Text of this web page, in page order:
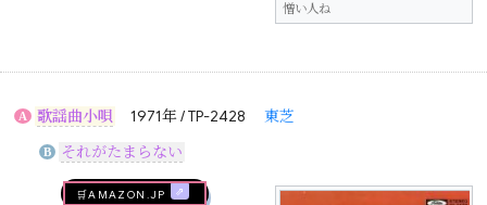
憎い人ね
A 歌謡曲小唄 1971年 / TP-2428 東芝
B それがたまらない
🛒AMAZON.jp